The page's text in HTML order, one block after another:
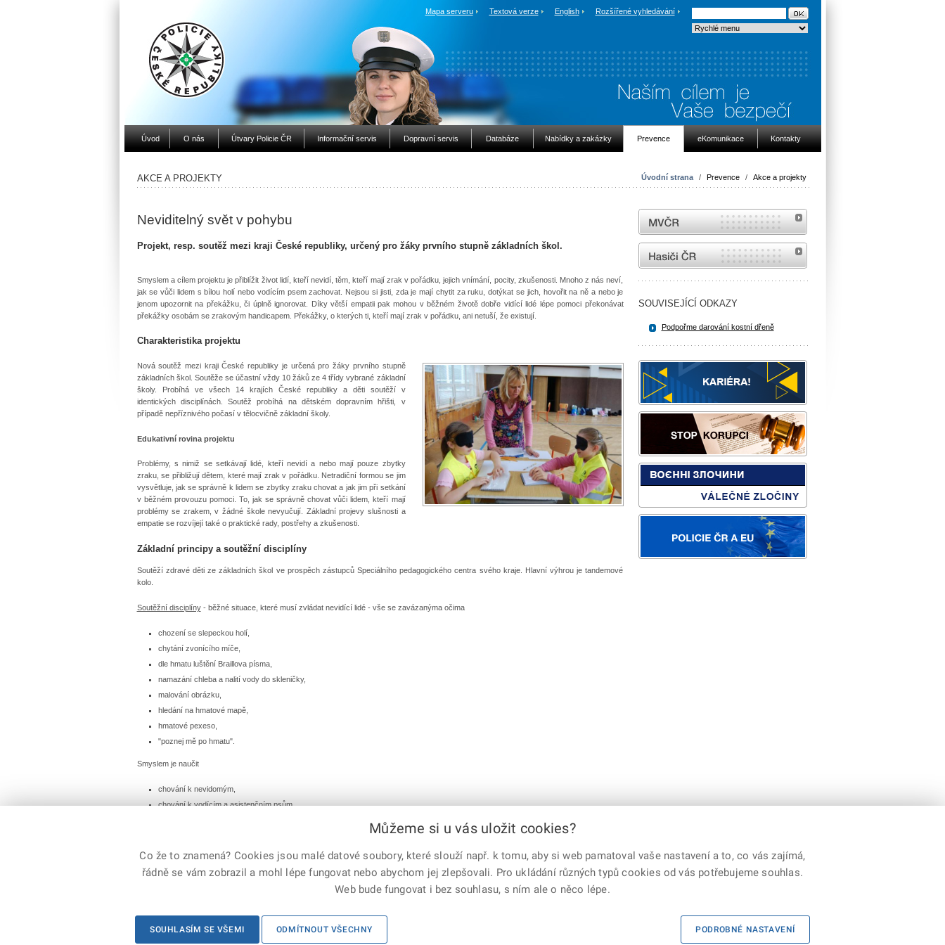
Mapa serveru Textová verze English Rozšířené vyhledávání
Úvod O nás Útvary Policie ČR Informační servis Dopravní servis Databáze Nabídky a zakázky Prevence eKomunikace Kontakty
Úvodní strana / Prevence / Akce a projekty
AKCE A PROJEKTY
Neviditelný svět v pohybu
Projekt, resp. soutěž mezi kraji České republiky, určený pro žáky prvního stupně základních škol.
Smyslem a cílem projektu je přiblížit život lidí, kteří nevidí, těm, kteří mají zrak v pořádku, jejich vnímání, pocity, zkušenosti. Mnoho z nás neví,
jak se vůči lidem s bílou holí nebo vodícím psem zachovat. Nejsou si jisti, zda je mají chytit za ruku, dotýkat se jich, hovořit na ně a nebo je
jenom upozornit na překážku, či úplně ignorovat. Díky větší empatii pak mohou v běžném životě dobře vidící lidé lépe pomoci překonávat
překážky osobám se zrakovým handicapem. Překážky, o kterých ti, kteří mají zrak v pořádku, ani netuší, že existují.
Charakteristika projektu
Nová soutěž mezi kraji České republiky je určená pro žáky prvního stupně
základních škol. Soutěže se účastní vždy 10 žáků ze 4 třídy vybrané základní
školy. Probíhá ve všech 14 krajích České republiky a děti soutěží v
identických disciplínách. Soutěž probíhá na dětském dopravním hřišti, v
případě nepříznivého počasí v tělocvičně základní školy.
Edukativní rovina projektu
Problémy, s nimiž se setkávají lidé, kteří nevidí a nebo mají pouze zbytky
zraku, se přibližují dětem, které mají zrak v pořádku. Netradiční formou se jim
vysvětluje, jak se správně k lidem se zbytky zraku chovat a jak jim při setkání
v běžném provouzu pomoci. To, jak se správně chovat vůči lidem, kteří mají
problémy se zrakem, v žádné škole nevyučují. Základní projevy slušnosti a
empatie se rozvíjejí také o praktické rady, postřehy a zkušenosti.
Základní principy a soutěžní disciplíny
Soutěží zdravé děti ze základních škol ve prospěch zástupců Speciálního pedagogického centra svého kraje. Hlavní výhrou je tandemové
kolo.
Soutěžní disciplíny- běžné situace, které musí zvládat nevidící lidé - vše se zavázanýma očima
chození se slepeckou holí,
chytání zvonícího míče,
dle hmatu luštění Braillova písma,
namazání chleba a nalití vody do skleničky,
malování obrázku,
hledání na hmatové mapě,
hmatové pexeso,
"poznej mě po hmatu".
Smyslem je naučit
chování k nevidomým,
chování k vodícím a asistenčním psům,
Facebook
MVČR
internetové stránky Hasiči ČR
SOUVISEJÍCÍ ODKAZY
Podpořme darování kostní dřeně
© 2026 Policie ČR, všechna práva vyhrazena Mapa serveru Prohlášení o přístupnosti | RSS
Můžeme si u vás uložit cookies?
Co že to znamená? Cookies jsou malé datové soubory, které slouží např. k tomu, aby si web pamatoval vaše nastavení a to, co vás zajímá,
řádně se vám zobrazil a mohl lépe fungovat nebo abychom jej zlepšovali. Pro ukládání různých typů cookies od vás potřebujeme souhlas.
Web bude fungovat i bez souhlasu, s ním ale o něco lépe.
SOUHLASÍM SE VŠEMI ODMÍTNOUT VŠECHNY PODROBNÉ NASTAVENÍ